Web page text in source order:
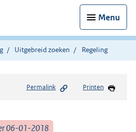
Menu
Uitgebreid zoeken Regeling
Permalink Printen
06-01-2018